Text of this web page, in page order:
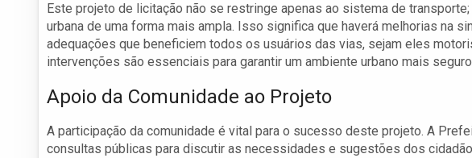
Este projeto de licitação não se restringe apenas ao sistema de
urbana de uma forma mais ampla. Isso significa que haverá melhorias na
adequações que beneficiem todos os usuários das vias, sejam eles
intervenções são essenciais para garantir um ambiente urbano mais
Apoio da Comunidade ao Projeto
A participação da comunidade é vital para o sucesso deste projeto. A
consultas públicas para discutir as necessidades e sugestões dos